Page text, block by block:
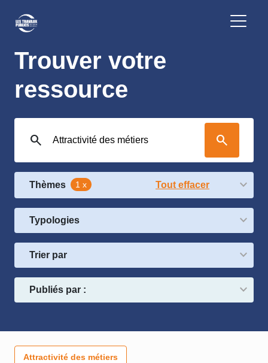
Trouver votre
ressource
search search
Thèmes 1 x Tout effacer
Typologies
Trier par
Publiés par :
Attractivité des métiers